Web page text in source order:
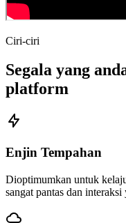
Ciri-ciri
Segala yang
platform
Enjin Tempahan
Dioptimumkan untuk
sangat pantas dan interaksi